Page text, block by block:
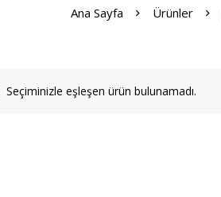
Ana Sayfa Ürünler
Seçiminizle eşleşen ürün bulunamadı.